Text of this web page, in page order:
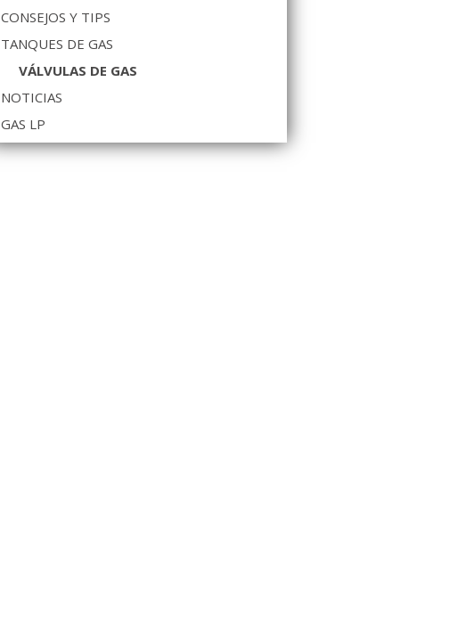
CONSEJOS Y TIPS
TANQUES DE GAS
VÁLVULAS DE GAS
NOTICIAS
GAS LP